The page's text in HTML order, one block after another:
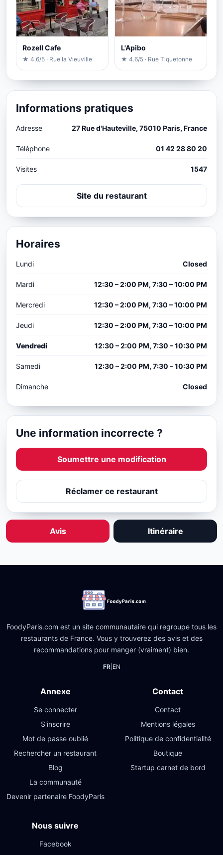
Rozell Cafe
★ 4.6/5 · Rue la Vieuville
L'Apibo
★ 4.6/5 · Rue Tiquetonne
Informations pratiques
Adresse 27 Rue d'Hauteville, 75010 Paris, France
Téléphone 01 42 28 80 20
Visites 1547
Site du restaurant
Horaires
Lundi Closed
Mardi 12:30 – 2:00 PM, 7:30 – 10:00 PM
Mercredi 12:30 – 2:00 PM, 7:30 – 10:00 PM
Jeudi 12:30 – 2:00 PM, 7:30 – 10:00 PM
Vendredi 12:30 – 2:00 PM, 7:30 – 10:30 PM
Samedi 12:30 – 2:00 PM, 7:30 – 10:30 PM
Dimanche Closed
Une information incorrecte ?
Soumettre une modification
Réclamer ce restaurant
Avis Itinéraire
FoodyParis.com est un site communautaire qui regroupe tous les
restaurants de France. Vous y trouverez des avis et des
recommandations pour manger (vraiment) bien.
FR| EN
Annexe
Se connecter
S'inscrire
Mot de passe oublié
Rechercher un restaurant
Blog
La communauté
Devenir partenaire FoodyParis
Contact
Contact
Mentions légales
Politique de confidentialité
Boutique
Startup carnet de bord
Nous suivre
Facebook